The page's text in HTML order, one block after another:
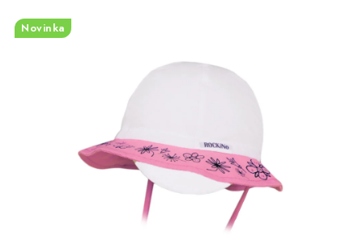
HODNOCENÍ OBCHODU
Proč AMÁLKA?
Doprava a platba
Postup pro vrácení a výměnu
Novinka